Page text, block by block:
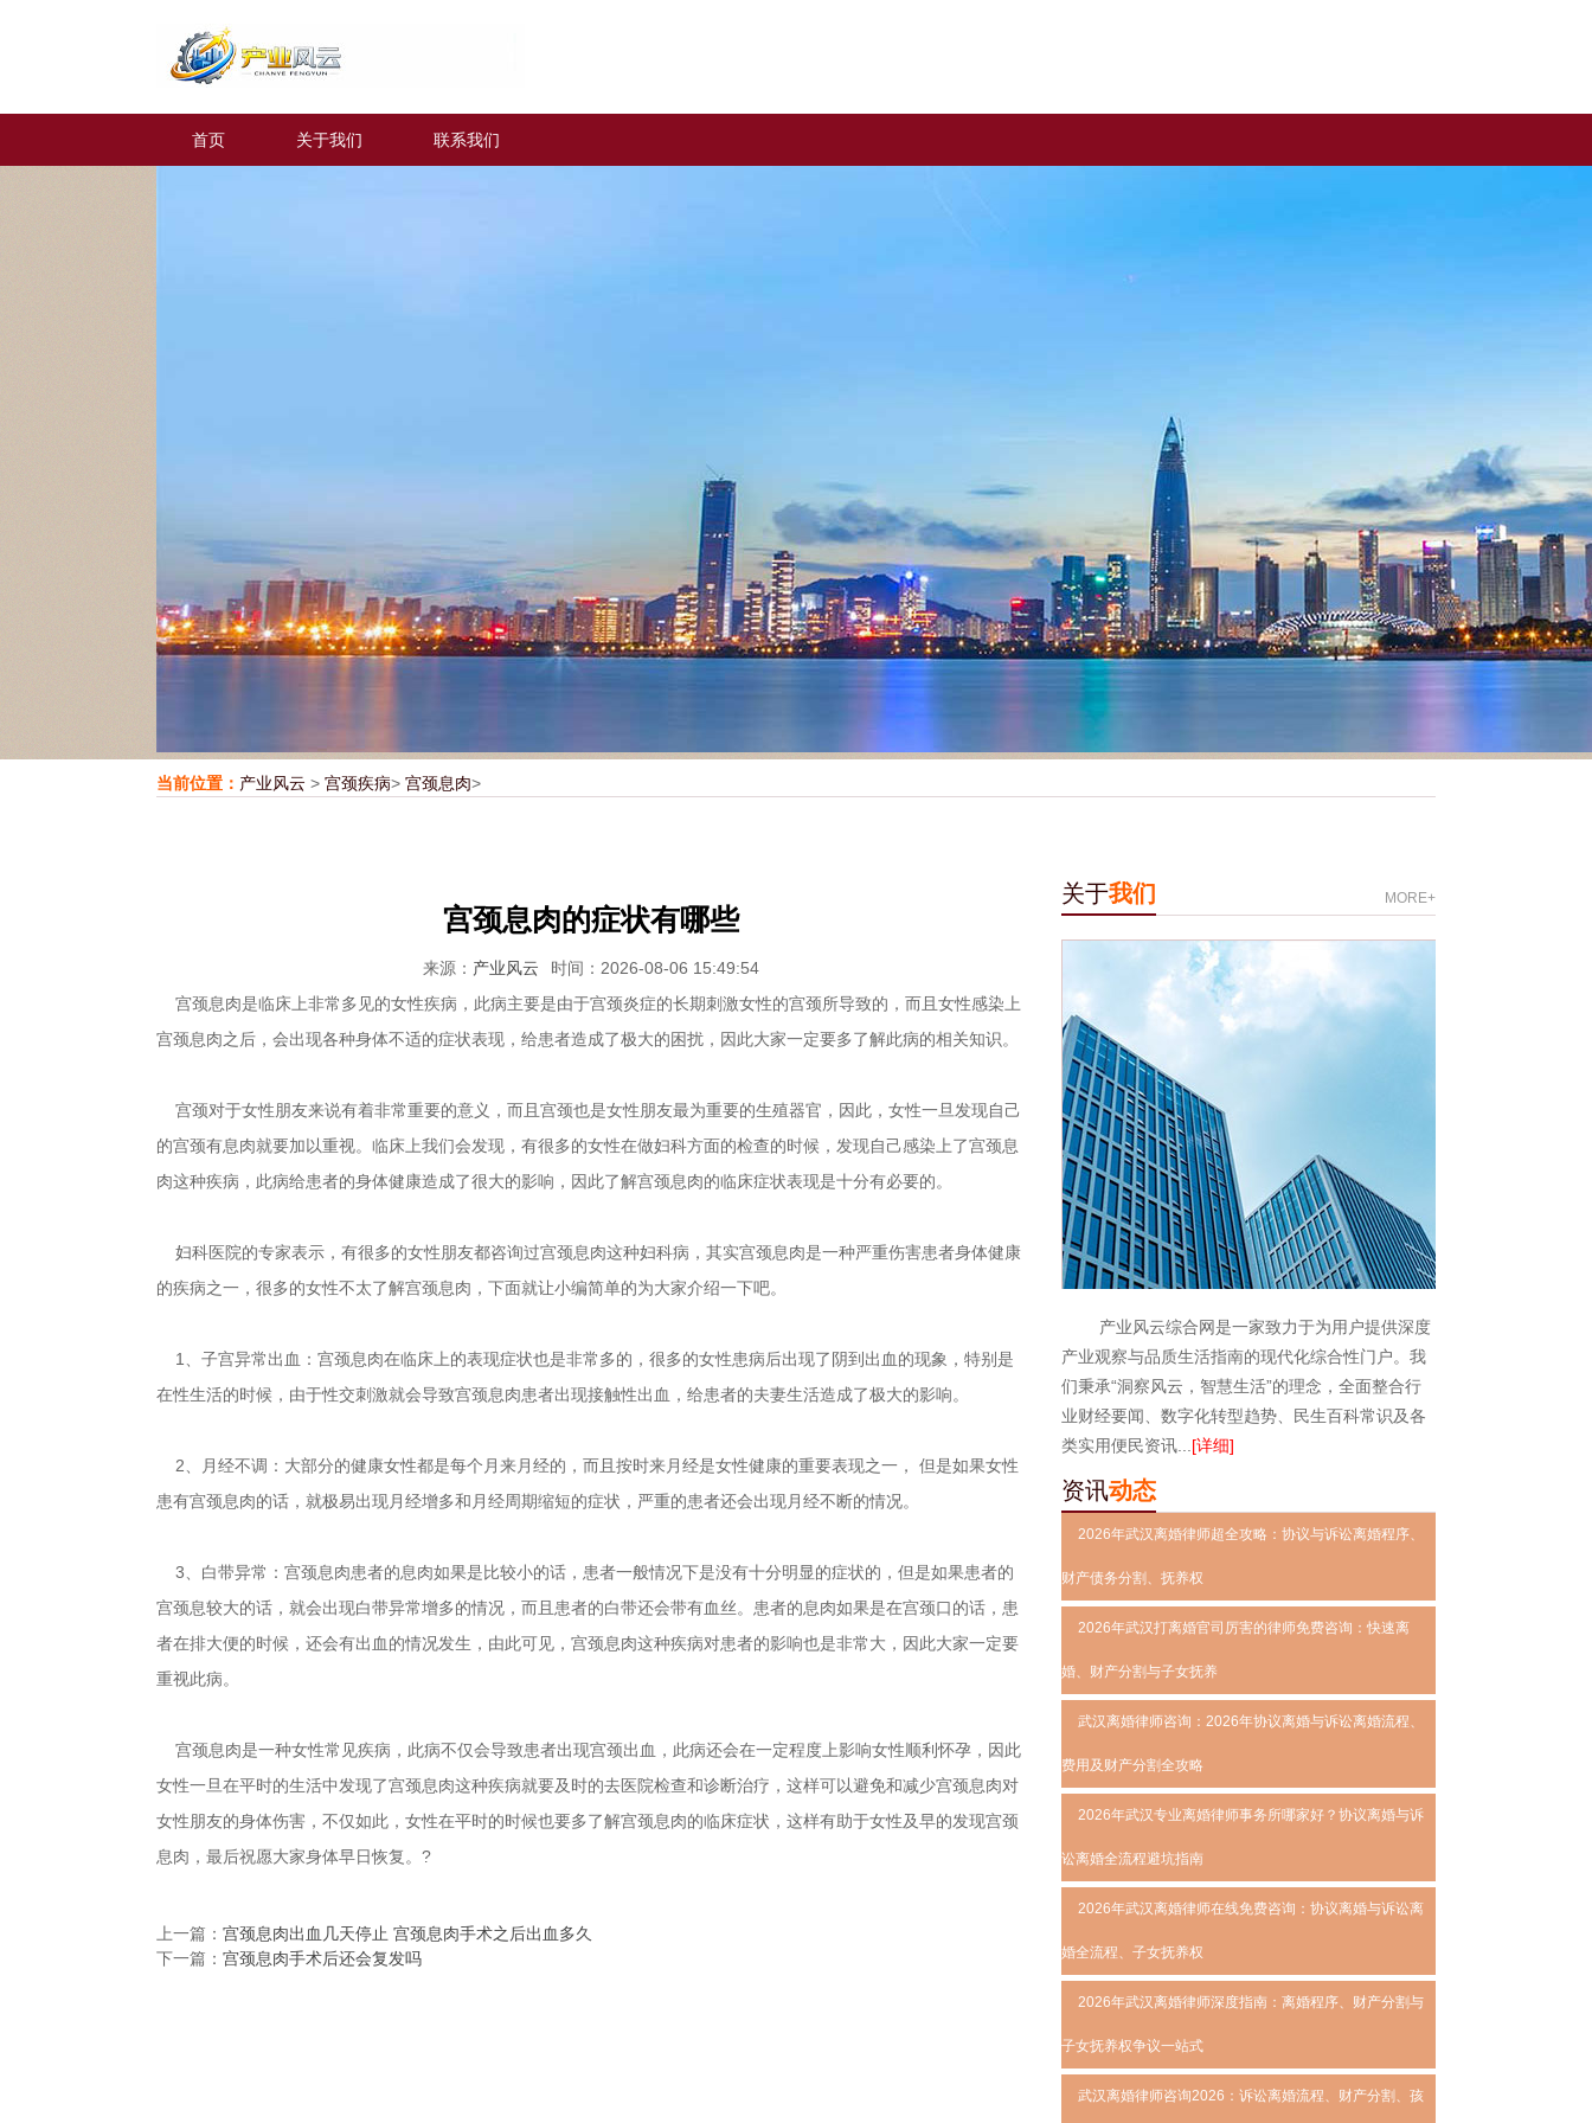
首页 关于我们 联系我们
当前位置： 产业风云 > 宫颈疾病> 宫颈息肉>
宫颈息肉的症状有哪些
来源： 产业风云
时间：2026-08-06 15:49:54
宫颈息肉是临床上非常多见的女性疾病，此病主要是由于宫颈炎症的长期刺激女性的宫颈所导致的，而且女性感染上
宫颈息肉之后，会出现各种身体不适的症状表现，给患者造成了极大的困扰，因此大家一定要多了解此病的相关知识。
宫颈对于女性朋友来说有着非常重要的意义，而且宫颈也是女性朋友最为重要的生殖器官，因此，女性一旦发现自己
的宫颈有息肉就要加以重视。临床上我们会发现，有很多的女性在做妇科方面的检查的时候，发现自己感染上了宫颈息
肉这种疾病，此病给患者的身体健康造成了很大的影响，因此了解宫颈息肉的临床症状表现是十分有必要的。
妇科医院的专家表示，有很多的女性朋友都咨询过宫颈息肉这种妇科病，其实宫颈息肉是一种严重伤害患者身体健康
的疾病之一，很多的女性不太了解宫颈息肉，下面就让小编简单的为大家介绍一下吧。
1、子宫异常出血：宫颈息肉在临床上的表现症状也是非常多的，很多的女性患病后出现了阴到出血的现象，特别是
在性生活的时候，由于性交刺激就会导致宫颈息肉患者出现接触性出血，给患者的夫妻生活造成了极大的影响。
2、月经不调：大部分的健康女性都是每个月来月经的，而且按时来月经是女性健康的重要表现之一， 但是如果女性
患有宫颈息肉的话，就极易出现月经增多和月经周期缩短的症状，严重的患者还会出现月经不断的情况。
3、白带异常：宫颈息肉患者的息肉如果是比较小的话，患者一般情况下是没有十分明显的症状的，但是如果患者的
宫颈息较大的话，就会出现白带异常增多的情况，而且患者的白带还会带有血丝。患者的息肉如果是在宫颈口的话，患
者在排大便的时候，还会有出血的情况发生，由此可见，宫颈息肉这种疾病对患者的影响也是非常大，因此大家一定要
重视此病。
宫颈息肉是一种女性常见疾病，此病不仅会导致患者出现宫颈出血，此病还会在一定程度上影响女性顺利怀孕，因此
女性一旦在平时的生活中发现了宫颈息肉这种疾病就要及时的去医院检查和诊断治疗，这样可以避免和减少宫颈息肉对
女性朋友的身体伤害，不仅如此，女性在平时的时候也要多了解宫颈息肉的临床症状，这样有助于女性及早的发现宫颈
息肉，最后祝愿大家身体早日恢复。?
上一篇： 宫颈息肉出血几天停止 宫颈息肉手术之后出血多久
下一篇： 宫颈息肉手术后还会复发吗
MORE+
关于我们
产业风云综合网是一家致力于为用户提供深度
产业观察与品质生活指南的现代化综合性门户。我
们秉承“洞察风云，智慧生活”的理念，全面整合行
业财经要闻、数字化转型趋势、民生百科常识及各
类实用便民资讯... [详细]
资讯动态
2026年武汉离婚律师超全攻略：协议与诉讼离婚程序、
财产债务分割、抚养权
2026年武汉打离婚官司厉害的律师免费咨询：快速离
婚、财产分割与子女抚养
武汉离婚律师咨询：2026年协议离婚与诉讼离婚流程、
费用及财产分割全攻略
2026年武汉专业离婚律师事务所哪家好？协议离婚与诉
讼离婚全流程避坑指南
2026年武汉离婚律师在线免费咨询：协议离婚与诉讼离
婚全流程、子女抚养权
2026年武汉离婚律师深度指南：离婚程序、财产分割与
子女抚养权争议一站式
武汉离婚律师咨询2026：诉讼离婚流程、财产分割、孩